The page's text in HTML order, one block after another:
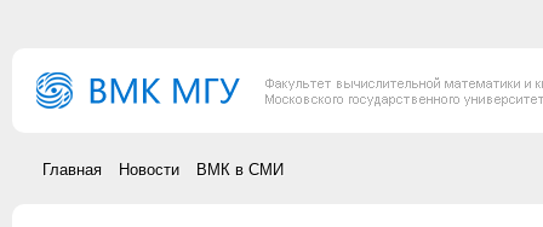
Главная Новости ВМК в СМИ